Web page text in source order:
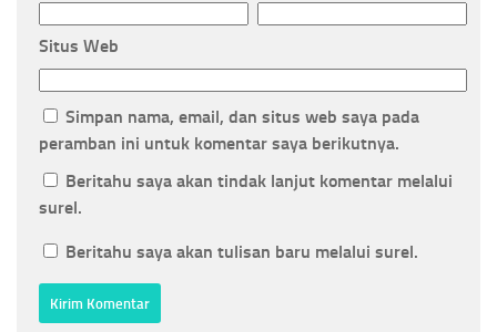
Situs Web
Simpan nama, email, dan situs web saya pada
peramban ini untuk komentar saya berikutnya.
Beritahu saya akan tindak lanjut komentar melalui
surel.
Beritahu saya akan tulisan baru melalui surel.